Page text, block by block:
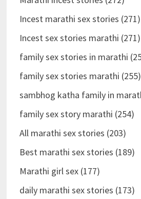
Incest marathi sex stories (271)
Incest sex stories marathi (271)
family sex stories in marathi
family sex stories marathi (255)
sambhog katha family in
family sex story marathi (254)
All marathi sex stories (203)
Best marathi sex stories (189)
Marathi girl sex (177)
daily marathi sex stories (173)